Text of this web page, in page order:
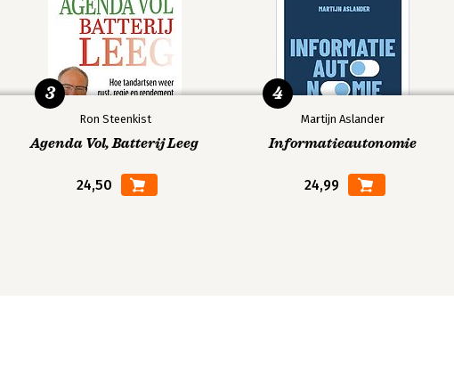
Ron Steenkist
Agenda Vol, Batterij Leeg
24,50
3
Martijn Aslander
Informatieautonomie
24,99
4